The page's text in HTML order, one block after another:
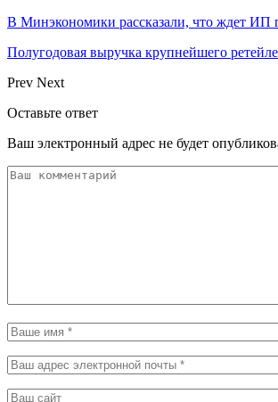
В Минэкономики рассказали, что ждет ИП
Полугодовая выручка крупнейшего
Prev Next
Оставьте ответ
Ваш электронный адрес не будет